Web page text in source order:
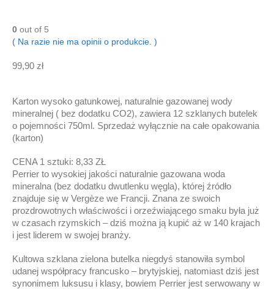
0 out of 5
( Na razie nie ma opinii o produkcie. )
99,90 zł
Karton wysoko gatunkowej, naturalnie gazowanej wody
mineralnej ( bez dodatku CO2), zawiera 12 szklanych butelek
o pojemności 750ml. Sprzedaż wyłącznie na całe opakowania
(karton)
CENA 1 sztuki: 8,33 ZŁ
Perrier to wysokiej jakości naturalnie gazowana woda
mineralna (bez dodatku dwutlenku węgla), której źródło
znajduje się w Vergèze we Francji. Znana ze swoich
prozdrowotnych właściwości i orzeźwiającego smaku była już
w czasach rzymskich – dziś można ją kupić aż w 140 krajach
i jest liderem w swojej branży.
Kultowa szklana zielona butelka niegdyś stanowiła symbol
udanej współpracy francusko – brytyjskiej, natomiast dziś jest
synonimem luksusu i klasy, bowiem Perrier jest serwowany w